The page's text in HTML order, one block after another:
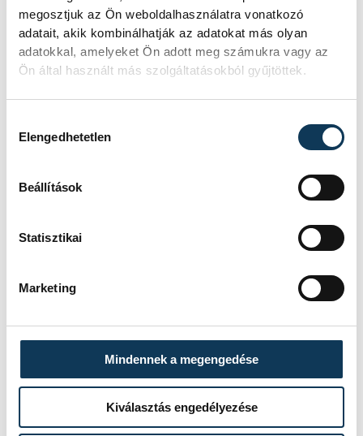
megosztjuk az Ön weboldalhasználatra vonatkozó
adatait, akik kombinálhatják az adatokat más olyan
adatokkal, amelyeket Ön adott meg számukra vagy az
Ön által használt más szolgáltatásokból gyűjtöttek.
Elengedhetetlen
Beállítások
Statisztikai
Marketing
Mindennek a megengedése
Kiválasztás engedélyezése
Egy furcsa halkonzerv
lett az Év Strandétele -